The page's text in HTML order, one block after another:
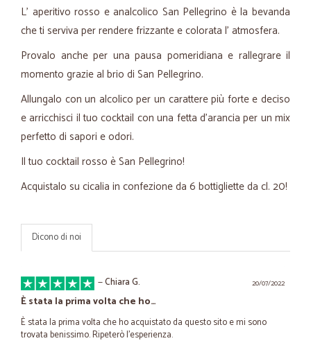
L' aperitivo rosso e analcolico San Pellegrino è la bevanda
che ti serviva per rendere frizzante e colorata l' atmosfera.
Provalo anche per una pausa pomeridiana e rallegrare il
momento grazie al brio di San Pellegrino.
Allungalo con un alcolico per un carattere più forte e deciso
e arricchisci il tuo cocktail con una fetta d'arancia per un mix
perfetto di sapori e odori.
Il tuo cocktail rosso è San Pellegrino!
Acquistalo su cicalia in confezione da 6 bottigliette da cl. 20!
Dicono di noi
20/07/2022
—Chiara G.
È stata la prima volta che ho…
È stata la prima volta che ho acquistato da questo sito e mi sono
trovata benissimo. Ripeterò l'esperienza.